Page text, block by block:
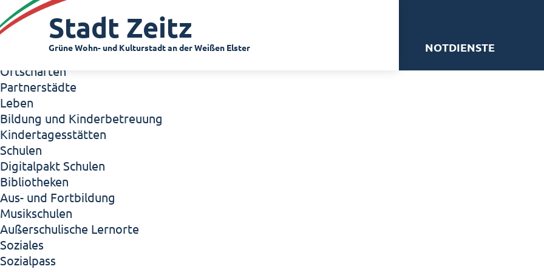
Zeitz - Die Kleinstadt
Willkommen in Zeitz!
Interview mit Oberbürgermeister Christian Thieme
Zeitz - Stadt der Zukunft
Ortschaften
Partnerstädte
Leben
Bildung und Kinderbetreuung
Kindertagesstätten
Schulen
Digitalpakt Schulen
Bibliotheken
Aus- und Fortbildung
Musikschulen
Außerschulische Lernorte
Soziales
Sozialpass
Stadt Zeitz
Grüne Wohn- und Kulturstadt an der Weißen Elster NOTDIENSTE